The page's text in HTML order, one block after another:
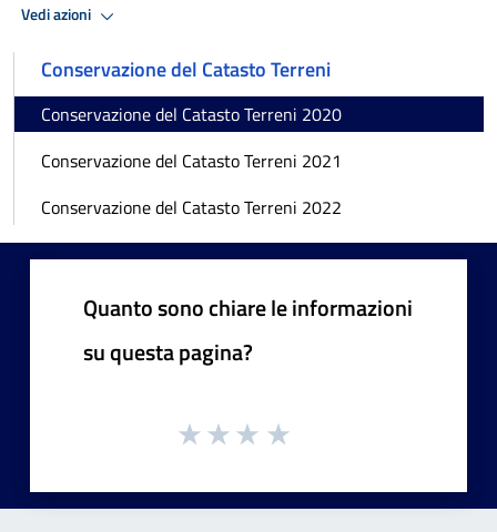
Vedi azioni
Conservazione del Catasto Terreni
Conservazione del Catasto Terreni 2020
Conservazione del Catasto Terreni 2021
Conservazione del Catasto Terreni 2022
Quanto sono chiare le informazioni
su questa pagina?